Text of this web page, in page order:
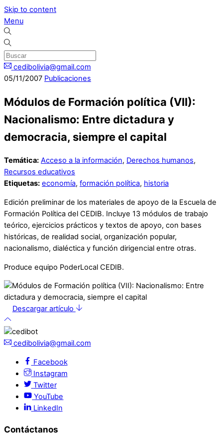
Skip to content
Menu
cedibolivia@gmail.com
05/11/2007 Publicaciones
Módulos de Formación política (VII):
Nacionalismo: Entre dictadura y
democracia, siempre el capital
Temática: Acceso a la información, Derechos humanos,
Recursos educativos
Etiquetas: economía, formación política, historia
Edición preliminar de los materiales de apoyo de la Escuela de
Formación Política del CEDIB. Incluye 13 módulos de trabajo
teórico, ejercicios prácticos y textos de apoyo, con bases
históricas, de realidad social, organización popular,
nacionalismo, dialéctica y función dirigencial entre otras.
Produce equipo PoderLocal CEDIB.
Descargar artículo
cedibolivia@gmail.com
Facebook
Instagram
Twitter
YouTube
LinkedIn
Contáctanos